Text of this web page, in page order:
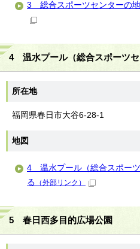
3 総合スポーツセンターの
4 温水プール（総合スポーツセ
所在地
福岡県春日市大谷6-28-1
地図
4 温水プール（総合スポー
る （外部リンク）
5 春日西多目的広場公園